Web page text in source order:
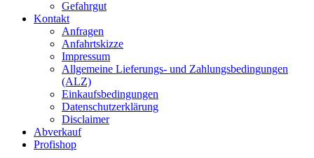
Gefahrgut
Kontakt
Anfragen
Anfahrtskizze
Impressum
Allgemeine Lieferungs- und Zahlungsbedingungen
(ALZ)
Einkaufsbedingungen
Datenschutzerklärung
Disclaimer
Abverkauf
Profishop